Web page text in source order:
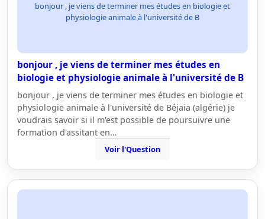
bonjour , je viens de terminer mes études en biologie et
physiologie animale à l'université de B
bonjour , je viens de terminer mes études en
biologie et physiologie animale à l'université de B
bonjour , je viens de terminer mes études en biologie et
physiologie animale à l'université de Béjaia (algérie) je
voudrais savoir si il m'est possible de poursuivre une
formation d'assitant en…
Voir l'Question